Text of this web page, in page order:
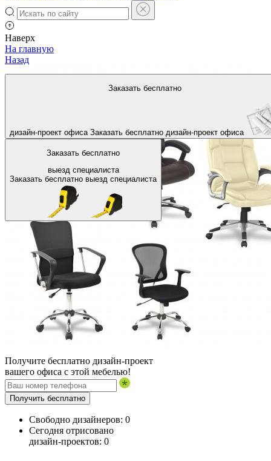
Наверх
Заказать бесплатно
дизайн-проект офиса Заказать бесплатно дизайн-проект офиса
Заказать бесплатно
выезд специалиста
Заказать бесплатно выезд специалиста
На главную
Назад
Получите бесплатно дизайн-проект
вашего офиса с этой мебелью!
Получить бесплатно
Свободно дизайнеров: 0
Сегодня отрисовано
дизайн-проектов: 0